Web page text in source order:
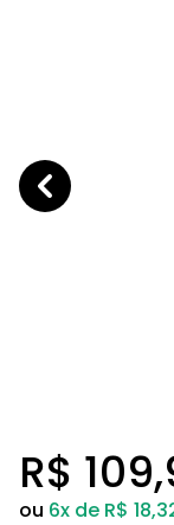
R$
ou 6x de R$